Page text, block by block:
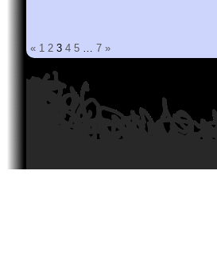
« 1 2 3 4 5 7 »